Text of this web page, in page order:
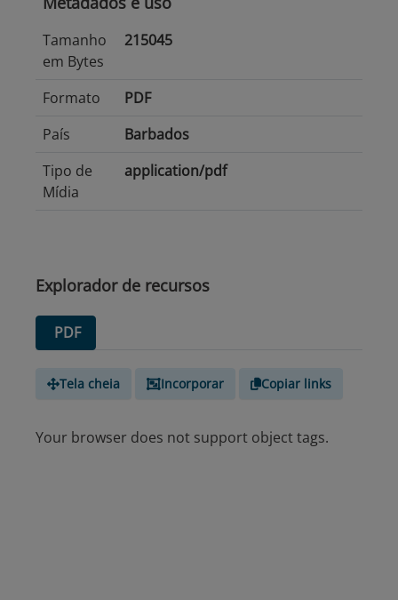
Tamanho
em Bytes
215045
Formato
PDF
País
Barbados
Tipo de
Mídia
application/pdf
Explorador de recursos
PDF
Tela cheia Incorporar Copiar links
Your browser does not support object tags.